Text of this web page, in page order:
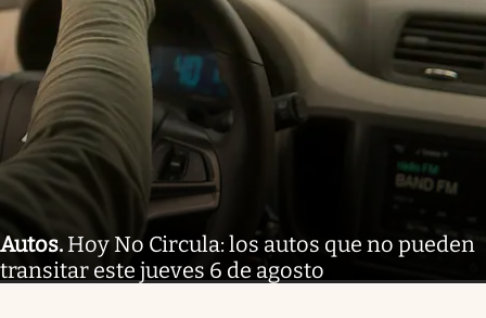
Autos. Hoy No Circula: los autos que no pueden
transitar este jueves 6 de agosto